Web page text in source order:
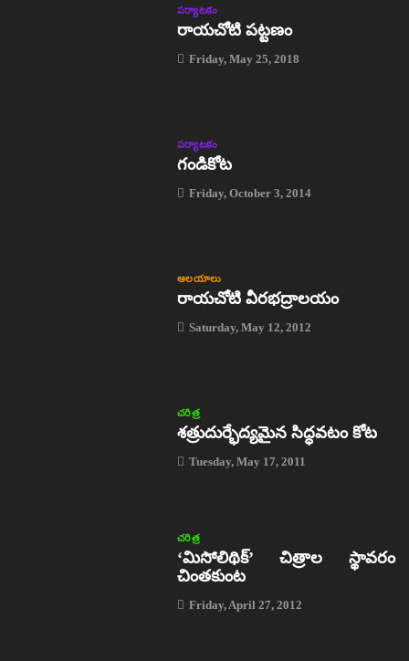
పర్యాటకం
రాయచోటి పట్టణం
Friday, May 25, 2018
పర్యాటకం
గండికోట
Friday, October 3, 2014
ఆలయాలు
రాయచోటి వీరభద్రాలయం
Saturday, May 12, 2012
చరిత్ర
శత్రుదుర్భేద్యమైన సిద్ధవటం కోట
Tuesday, May 17, 2011
చరిత్ర
‘మిసోలిథిక్‌’ చిత్రాల స్థావరం
చింతకుంట
Friday, April 27, 2012